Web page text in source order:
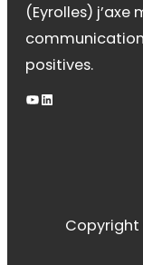
(Eyrolles) j’axe
positives.
YouTube LinkedIn
Copyright